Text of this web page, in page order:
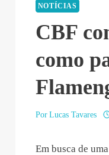
NOTÍCIAS
CBF
como
Por Lucas Tavares
Em busca de